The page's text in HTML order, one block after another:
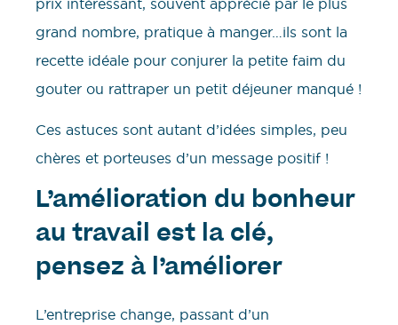
grand nombre, pratique à manger…ils sont la
recette idéale pour conjurer la petite faim du
gouter ou rattraper un petit déjeuner manqué !
Ces astuces sont autant d’idées simples, peu
chères et porteuses d’un message positif !
L’amélioration du bonheur
au travail est la clé,
pensez à l’améliorer
L’entreprise change, passant d’un